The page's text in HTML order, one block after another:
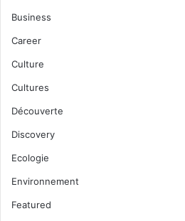
Business
Career
Culture
Cultures
Découverte
Discovery
Ecologie
Environnement
Featured